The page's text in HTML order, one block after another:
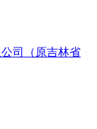
司（原吉林省